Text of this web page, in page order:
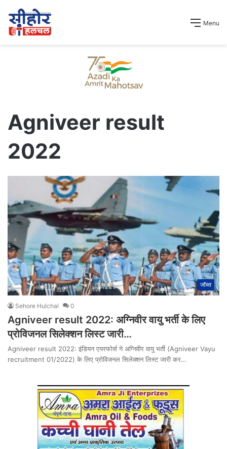
Menu
Agniveer result
2022
जॉब्स
Sehore Hulchal 0
Agniveer result 2022: अग्निवीर वायु भर्ती के लिए
प्रोविजनल सिलेक्शन लिस्ट जारी…
Agniveer result 2022: इंडियन एयरफोर्स ने अग्निवीर वायु भर्ती (Agniveer Vayu
recruitment 01/2022) के लिए प्रोविजनल सिलेक्शन लिस्ट जारी कर…